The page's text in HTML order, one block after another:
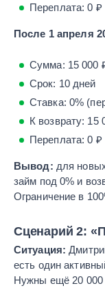
Переплата: 0 ₽
После 1 апреля
Сумма: 15 000
Срок: 10 дней
Ставка: 0%
К возврату: 15
Переплата: 0 ₽
Вывод: для
займ под 0% и
Ограничение в
Сценарий 2:
Ситуация:
есть один
Нужны ещё 20 000